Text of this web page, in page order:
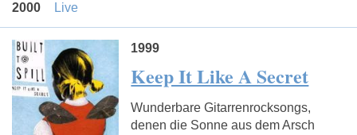
2000 Live
1999
Keep It Like A Secret
Wunderbare Gitarrenrocksongs,
denen die Sonne aus dem Arsch